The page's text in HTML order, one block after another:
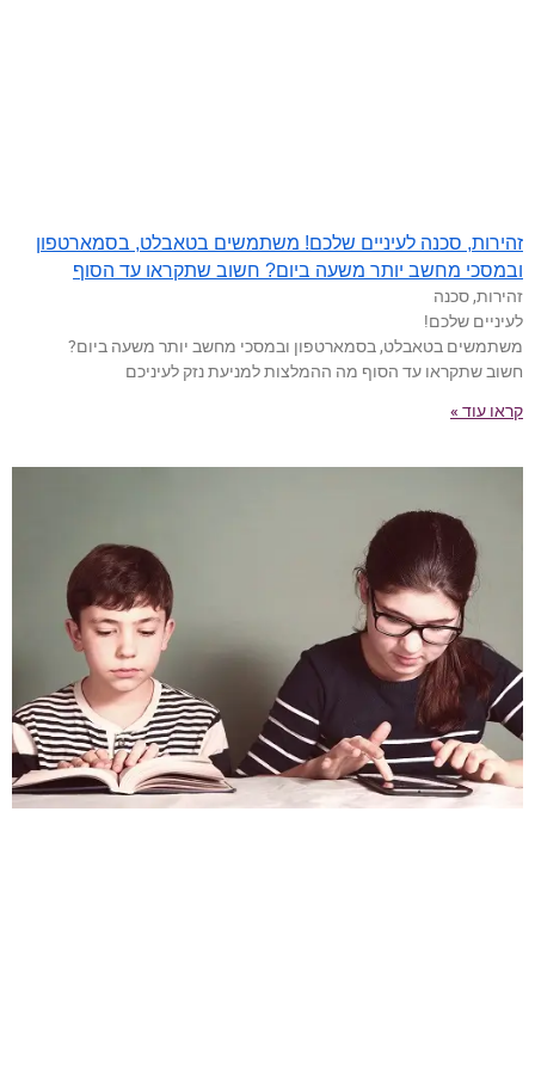
זהירות, סכנה לעיניים שלכם! משתמשים בטאבלט, בסמארטפון
ובמסכי מחשב יותר משעה ביום? חשוב שתקראו עד הסוף
זהירות, סכנה
לעיניים שלכם!
משתמשים בטאבלט, בסמארטפון ובמסכי מחשב יותר משעה ביום?
חשוב שתקראו עד הסוף מה ההמלצות למניעת נזק לעיניכם
קראו עוד »